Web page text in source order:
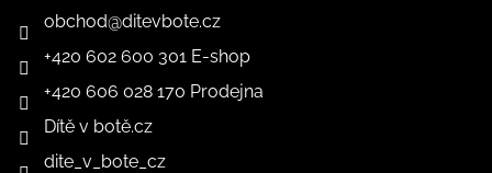
obchod@ditevbote.cz
+420 602 600 301 E-shop
+420 606 028 170 Prodejna
Dítě v botě.cz
dite_v_bote_cz